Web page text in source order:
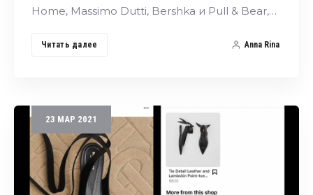
Home, Massimo Dutti, Bershka и Pull & Bear,…
Читать далее Anna Rina
23 МАР 2021